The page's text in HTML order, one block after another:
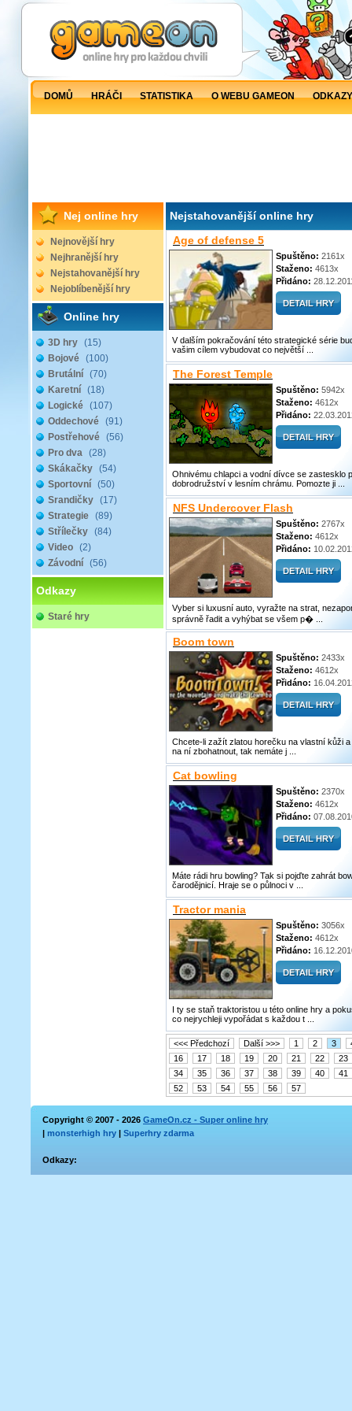
DOMŮ HRÁČI STATISTIKA O WEBU GAMEON
Nej online hry
Nejnovější hry
Nejhranější hry
Nejstahovanější hry
Nejoblíbenější hry
Online hry
3D hry (15)
Bojové (100)
Brutální (70)
Karetní (18)
Logické (107)
Oddechové (91)
Postřehové (56)
Pro dva (28)
Skákačky (54)
Sportovní (50)
Srandičky (17)
Strategie (89)
Střílečky (84)
Video (2)
Závodní (56)
Odkazy
Staré hry
Nejstahovanější online hry
Age of defense 5
Spuštěno: 2161x
Staženo: 4613x
Přidáno:
V dalším pokračování této strategické série
vašim cílem vybudovat co největší ...
The Forest Temple
Spuštěno: 5942x
Staženo: 4612x
Přidáno:
Ohnivému chlapci a vodní dívce se zastesklo
dobrodružství v lesním chrámu. Pomozte ji ...
NFS Undercover Flash
Spuštěno: 2767x
Staženo: 4612x
Přidáno:
Vyber si luxusní auto, vyražte na strat,
správně řadit a vyhýbat se všem p� ...
Boom town
Spuštěno: 2433x
Staženo: 4612x
Přidáno:
Chcete-li zažít zlatou horečku na vlastní kůži a
na ní zbohatnout, tak nemáte j ...
Cat bowling
Spuštěno: 2370x
Staženo: 4612x
Přidáno:
Máte rádi hru bowling? Tak si pojďte zahrát
čarodějnicí. Hraje se o půlnoci v ...
Tractor mania
Spuštěno: 3056x
Staženo: 4612x
Přidáno:
I ty se staň traktoristou u této online hry a
co nejrychleji vypořádat s každou t ...
<<< Předchozí Další >>> 1 2 3
16
17 18 19 20 21 22
23
34
35 36 37 38 39 40
41
52
53 54 55 56 57
Copyright © 2007 - 2026 GameOn.cz - Super online hry
| monsterhigh hry | Superhry zdarma
Odkazy: